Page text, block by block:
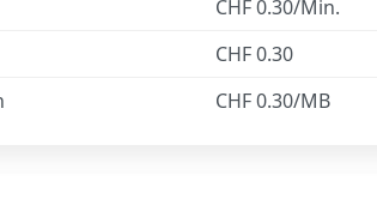
CHF 0.30/Min.
CHF 0.30
CHF 0.30/MB